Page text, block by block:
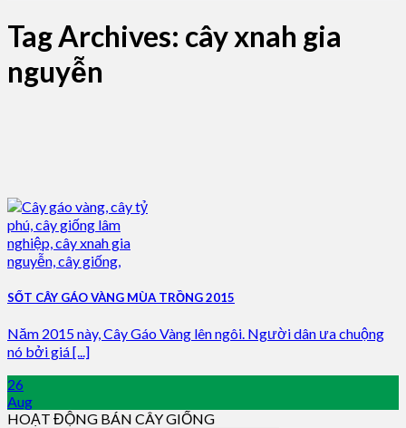
Tag Archives: cây xnah gia
nguyễn
SỐT CÂY GÁO VÀNG MÙA TRỒNG 2015
Năm 2015 này, Cây Gáo Vàng lên ngôi. Người dân ưa chuộng
nó bởi giá [...]
26
Aug
HOẠT ĐỘNG BÁN CÂY GIỐNG